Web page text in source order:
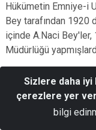
Hükümetin Emniye-i
Bey tarafından 1920
içinde A.Naci Bey'ler,
Müdürlüğü
Cumhuriyeti zayıf
yönetimi, Il polis
zayıf durumda
Sizlere daha
çerezlere yer
bilgi